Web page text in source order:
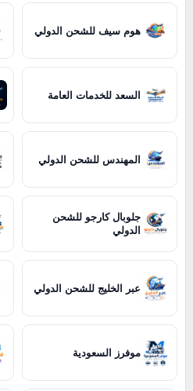
هوم سيف للشحن الدولي
السعد للخدمات العامة
المهندس للشحن الدولي
جلوبال كارجو للشحن
الدولي
عبر الخليج للشحن الدولي
موفرز السعودية